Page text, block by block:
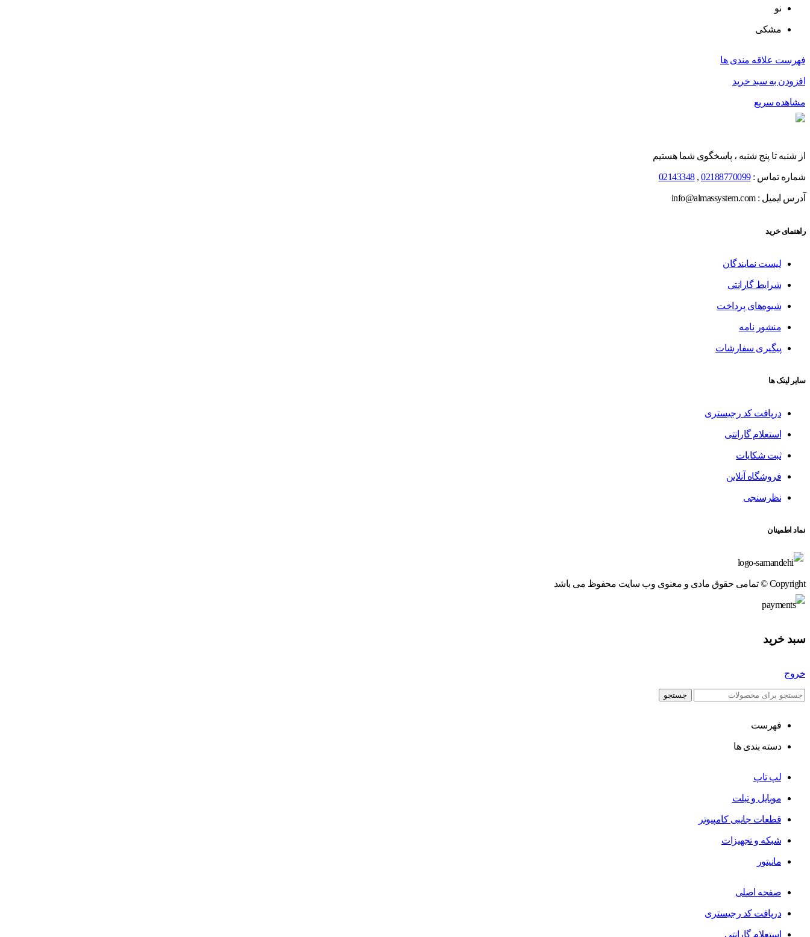
نو
مشکی
فهرست علاقه مندی ها
افزودن به سبد خرید
مشاهده سریع
از شنبه تا پنج شنبه ، پاسخگوی شما هستیم
شماره تماس :02188770099
,
02143348
آدرس ایمیل : info@almassystem.com
راهنمای خرید
لیست نمایندگان
شرایط گارانتی
شیوه‌های پرداخت
منشور نامه
پیگیری سفارشات
سایر لینک ها
دریافت کد رجیستری
استعلام گارانتی
ثبت شکایات
فروشگاه آنلاین
نظرسنجی
نماد اطمینان
Copyright © تمامی حقوق مادی و معنوی وب سایت محفوظ می باشد
سبد خرید
خروج
جستجو
فهرست
دسته بندی ها
لپ تاپ
موبایل و تبلت
قطعات جانبی کامپیوتر
شبکه و تجهیزات
مانیتور
صفحه اصلی
دریافت کد رجیستری
استعلام گارانتی